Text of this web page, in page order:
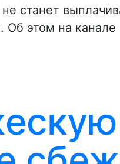
не станет
этом на